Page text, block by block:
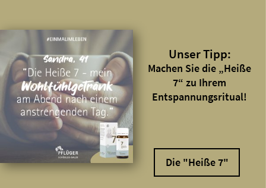
Unser Tipp:
Machen Sie die „Heiße
7“ zu Ihrem
Entspannungsritual!
Die "Heiße 7"